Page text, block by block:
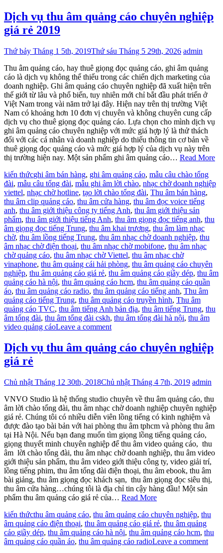
Dịch vụ thu âm quảng cáo chuyên nghiệp
giá rẻ 2019
Thứ bảy Tháng 1 5th, 2019Thứ sáu Tháng 5 29th, 2026 admin
Thu âm quảng cáo, hay thuê giọng đọc quảng cáo, ghi âm quảng
cáo là dịch vụ không thể thiếu trong các chiến dịch marketing của
doanh nghiệp. Ghi âm quảng cáo chuyên nghiệp đã xuất hiện trên
thế giới từ lâu và phổ biến, tuy nhiên mới chỉ bắt đầu phát triển ở
Việt Nam trong vài năm trở lại đây. Hiện nay trên thị trường Việt
Nam có khoảng hơn 10 đơn vị chuyên và không chuyên cung cấp
dịch vụ cho thuê giọng đọc quảng cáo. Lựa chọn cho mình dịch vụ
ghi âm quảng cáo chuyên nghiệp với mức giá hợp lý là thử thách
đối với các cá nhân và doanh nghiệp do thiếu thông tin cơ bản về
thuê giọng đọc quảng cáo và mức giá hợp lý của dịch vụ này trên
thị trường hiện nay. Một sản phẩm ghi âm quảng cáo… Read More
kiến thứcghi âm bán hàng, ghi âm quảng cáo, mẫu câu chào tổng
đài, mẫu câu tổng đài, mẫu ghi âm lời chào, nhạc chờ doanh nghiệp
viettel, nhạc chờ hotline, tạo lời chào tổng đài, Thu âm bán hàng,
thu âm clip quảng cáo, thu âm cửa hàng, thu âm đọc voice tiếng
anh, thu âm giới thiệu công ty tiếng Anh, thu âm giới thiệu sản
phẩm, thu âm giới thiệu tiếng Anh, thu âm giọng đọc tiếng anh, thu
âm giọng đọc tiếng Trung, thu âm khai trương, thu âm làm nhạc
chờ, thu âm lồng tiếng Trung, thu âm nhạc chờ doanh nghiệp, thu
âm nhạc chờ điện thoại, thu âm nhạc chờ mobifone, thu âm nhạc
chờ quảng cáo, thu âm nhạc chờ Viettel, thu âm nhạc chờ
vinaphone, thu âm quảng cái hải phòng, thu âm quảng cáo chuyên
nghiệp, thu âm quảng cáo giá rẻ, thu âm quảng cáo giầy dép, thu âm
quảng cáo hà nội, thu âm quảng cáo hcm, thu âm quảng cáo quần
áo, thu âm quảng cáo radio, thu âm quảng cáo tiếng anh, Thu âm
quảng cáo tiếng Trung, thu âm quảng cáo truyền hình, Thu âm
quảng cáo TVC, thu âm tiếng Anh bản địa, thu âm tiếng Trung, thu
âm tổng đài, thu âm tổng đài cskh, thu âm tổng đài hà nội, thu âm
video quảng cáoLeave a comment
Dịch vụ thu âm quảng cáo chuyên nghiệp
giá rẻ
Chủ nhật Tháng 12 30th, 2018Chủ nhật Tháng 4 7th, 2019 admin
VNVO Studio là hệ thống studio chuyên về thu âm quảng cáo, thu
âm lời chào tổng đài, thu âm nhạc chờ doanh nghiệp chuyên nghiệp
giá rẻ. Chúng tôi có nhiều diễn viên lồng tiếng có kinh nghiệm và
được đào tạo bài bản với hai phòng thu âm tphcm và phòng thu âm
tại Hà Nội. Nếu bạn đang muốn tìm giọng lồng tiếng quảng cáo,
giọng thuyết minh chuyên nghiệp để thu âm video quảng cáo, thu
âm lời chào tổng đài, thu âm nhạc chờ doanh nghiệp, thu âm video
giới thiệu sản phẩm, thu âm video giới thiệu công ty, video giải trí,
lồng tiếng phim, thu âm tổng đài điện thoại, thu âm ebook, thu âm
bài giảng, thu âm giọng đọc khách sạn, thu âm giọng đọc siêu thị,
thu âm cửa hàng…chúng tôi là địa chỉ tin cậy hàng đầu! Một sản
phẩm thu âm quảng cáo giá rẻ của… Read More
kiến thứcthu âm quảng cáo, thu âm quảng cáo chuyên nghiệp, thu
âm quảng cáo điện thoại, thu âm quảng cáo giá rẻ, thu âm quảng
cáo giầy dép, thu âm quảng cáo hà nội, thu âm quảng cáo hcm, thu
âm quảng cáo quần áo, thu âm quảng cáo radioLeave a comment